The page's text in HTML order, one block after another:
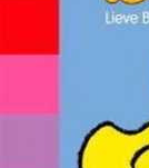
We
in